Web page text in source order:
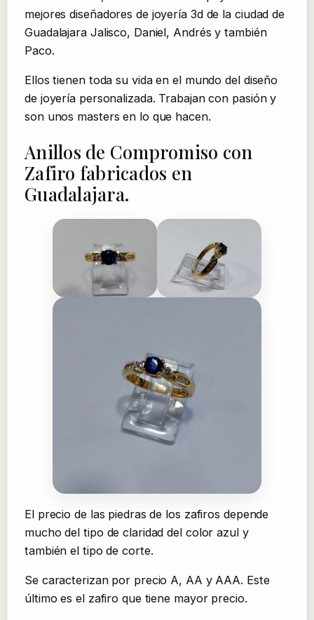
mejores diseñadores de joyería 3d de la ciudad de
Guadalajara Jalisco, Daniel, Andrés y también
Paco.
Ellos tienen toda su vida en el mundo del diseño
de joyería personalizada. Trabajan con pasión y
son unos masters en lo que hacen.
Anillos de Compromiso con
Zafiro fabricados en
Guadalajara.
El precio de las piedras de los zafiros depende
mucho del tipo de claridad del color azul y
también el tipo de corte.
Se caracterizan por precio A, AA y AAA. Este
último es el zafiro que tiene mayor precio.